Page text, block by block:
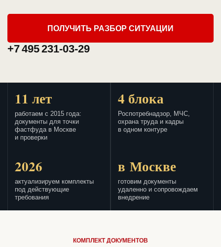
ПОЛУЧИТЬ РАЗБОР СИТУАЦИИ
+7 495 231-03-29
11 лет
работаем с 2015 года:
документы для точки
фастфуда в Москве
и проверки
4 блока
Роспотребнадзор, МЧС,
охрана труда и кадры
в одном контуре
2026
актуализируем комплекты
под действующие
требования
в Москве
готовим документы
удаленно и сопровождаем
внедрение
КОМПЛЕКТ ДОКУМЕНТОВ